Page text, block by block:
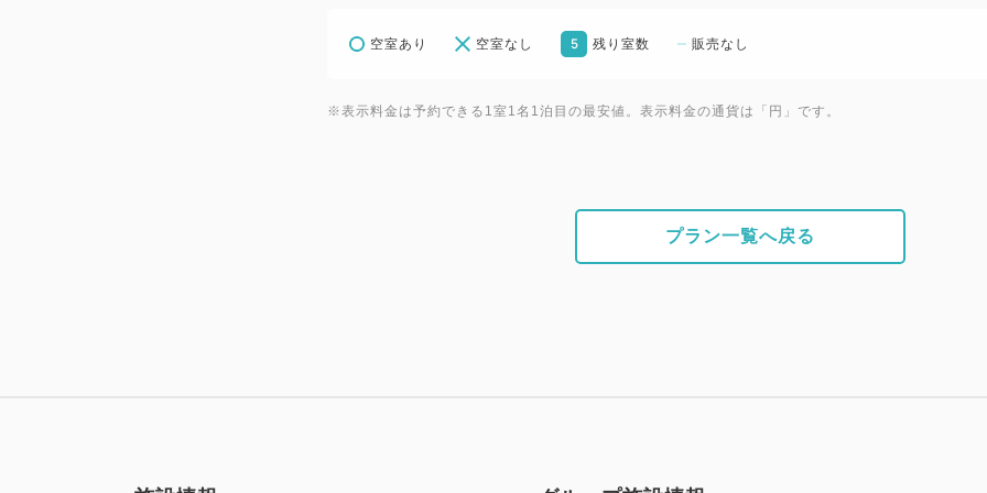
阪神高速湾岸線泉佐野南ICよ
関空道泉佐野ICより約5分
空室あり 空室なし 5 残り室数 販売なし
※表示料金は予約できる1室1名1泊目の最安値。表示料金の通貨は「円」です。
プラン一覧へ戻る